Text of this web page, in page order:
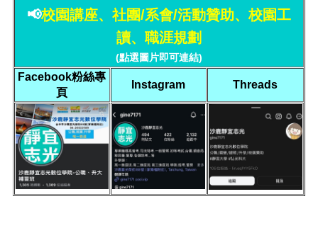
📢校園講座、社團/系會/活動贊助、校園工
讀、職涯規劃
(點選圖片即可連結)
Facebook粉絲專
頁
Instagram Threads